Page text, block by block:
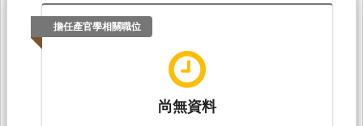
擔任產官學相關職位
尚無資料